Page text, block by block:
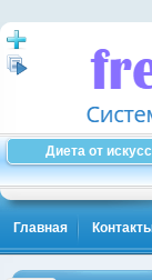
Диета от
Главная